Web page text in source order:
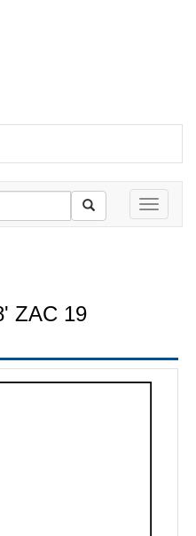
Toggle
ZAC 19